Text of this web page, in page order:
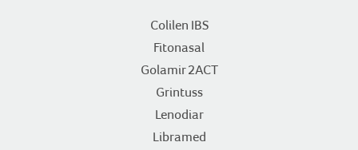
Colilen IBS
Fitonasal
Golamir 2ACT
Grintuss
Lenodiar
Libramed